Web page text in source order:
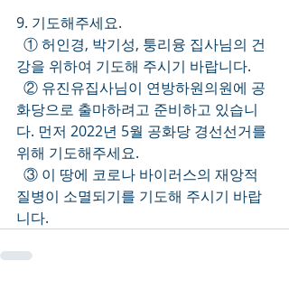
9. 기도해주세요.
강을 위하여 기도해 주시기 바랍니다.
화당으로 출마하려고 준비하고 있습니
다. 먼저 2022년 5월 공화당 경선선거를
위해 기도해주세요.
질병이 소멸되기를 기도해 주시기 바랍
니다.